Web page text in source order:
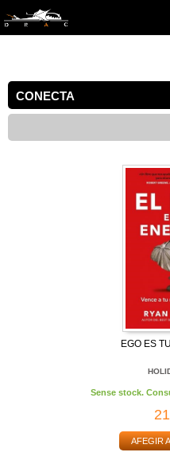
CONECTA
EGO ES
Sense stock.
AFEGIR